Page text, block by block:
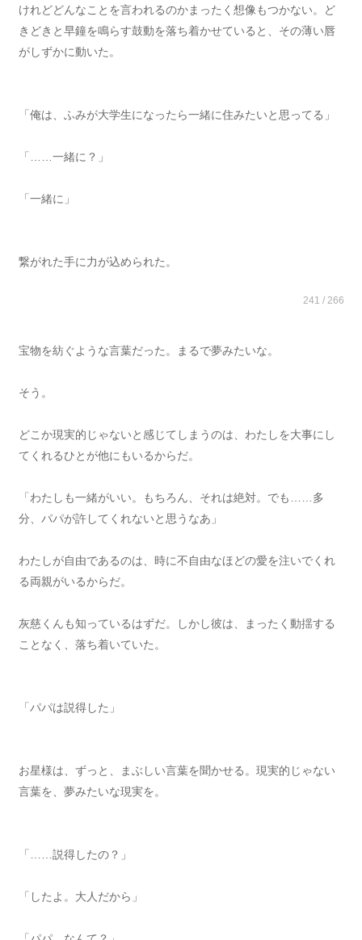
けれどどんなことを言われるのかまったく想像もつかない。ど
きどきと早鐘を鳴らす鼓動を落ち着かせていると、その薄い唇
がしずかに動いた。
「俺は、ふみが大学生になったら一緒に住みたいと思ってる」
「……一緒に？」
「一緒に」
繋がれた手に力が込められた。
241 / 266
宝物を紡ぐような言葉だった。まるで夢みたいな。
そう。
どこか現実的じゃないと感じてしまうのは、わたしを大事にし
てくれるひとが他にもいるからだ。
「わたしも一緒がいい。もちろん、それは絶対。でも……多
分、パパが許してくれないと思うなあ」
わたしが自由であるのは、時に不自由なほどの愛を注いでくれ
る両親がいるからだ。
灰慈くんも知っているはずだ。しかし彼は、まったく動揺する
ことなく、落ち着いていた。
「パパは説得した」
お星様は、ずっと、まぶしい言葉を聞かせる。現実的じゃない
言葉を、夢みたいな現実を。
「……説得したの？」
「したよ。大人だから」